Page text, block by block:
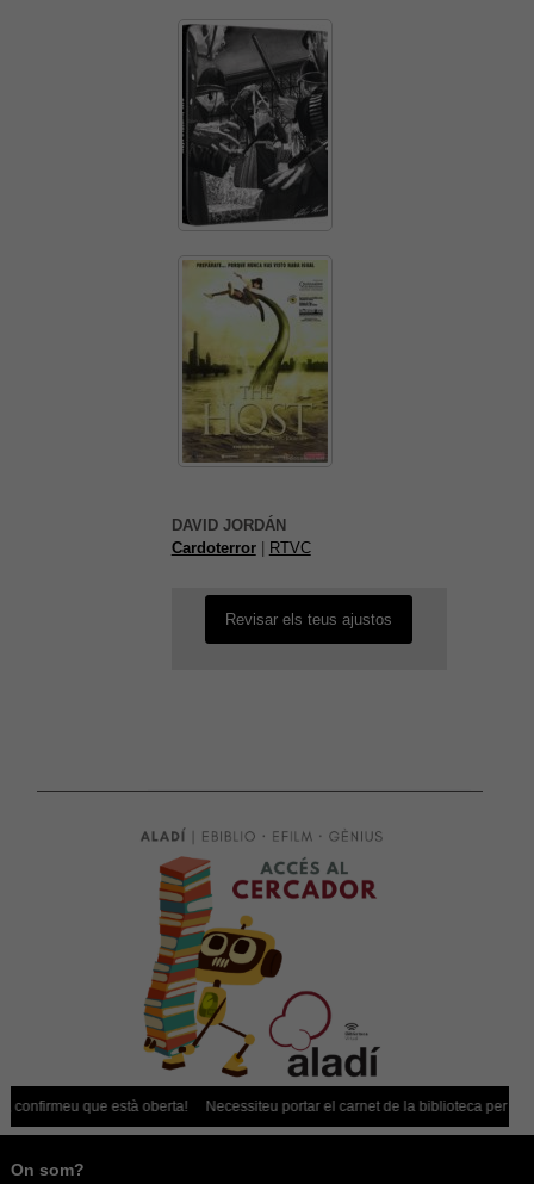
DAVID JORDÁN
Cardoterror| RTVC
aquest contingut. El més probable
és que tinguis l'experiència
desactivada.
Revisar els teus ajustos
que està oberta! Necessiteu portar el carnet de la biblioteca per poder-
On som?